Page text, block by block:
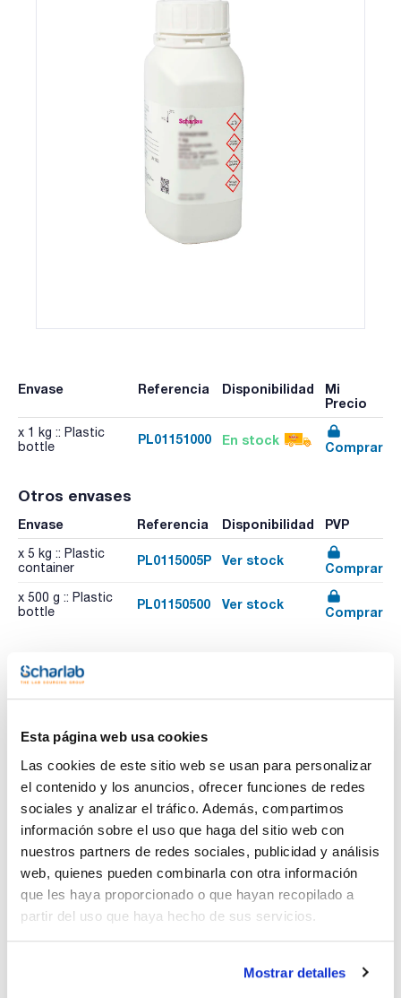
Esta página web usa cookies
Las cookies de este sitio web se usan para personalizar
el contenido y los anuncios, ofrecer funciones de redes
sociales y analizar el tráfico. Además, compartimos
información sobre el uso que haga del sitio web con
nuestros partners de redes sociales, publicidad y análisis
web, quienes pueden combinarla con otra información
que les haya proporcionado o que hayan recopilado a
partir del uso que haya hecho de sus servicios.
Mostrar detalles
Envase Referencia Disponibilidad
Mi
Precio
x 1 kg :: Plastic
bottle
PL01151000 En stock Comprar
Otros envases
Envase Referencia Disponibilidad PVP
x 5 kg :: Plastic
container
PL0115005P Ver stock
Comprar
x 500 g :: Plastic
bottle
PL01150500 Ver stock
Comprar